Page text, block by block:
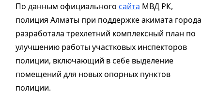
По данным официального сайта МВД РК,
полиция Алматы при поддержке акимата города
разработала трехлетний комплексный план по
улучшению работы участковых инспекторов
полиции, включающий в себе выделение
помещений для новых опорных пунктов
полиции.